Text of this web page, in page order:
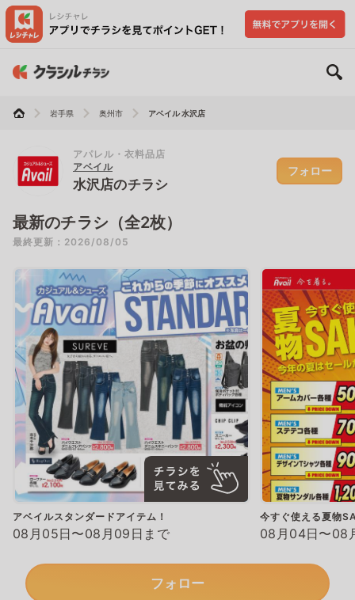
岩手県 奥州市 アベイル 水沢店
アパレル・衣料品店
アベイル
水沢店のチラシ
フォロー
最新のチラシ（全2枚）
最終更新：2026/08/05
アベイルスタンダードアイテム！
08月05日〜08月09日まで
今すぐ使える夏物
08月04日〜08
フォロー